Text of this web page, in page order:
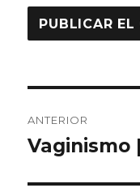
de
ANTERIOR
Entrada
Vaginismo